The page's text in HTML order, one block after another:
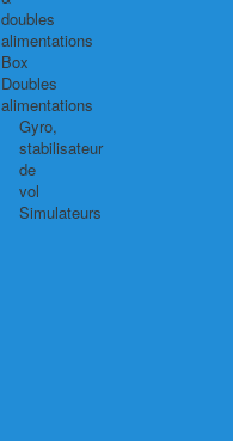
doubles
alimentations
Box
Doubles
alimentations
Gyro,
stabilisateur
de
vol
Simulateurs